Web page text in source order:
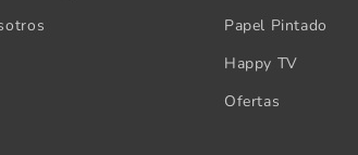
Papel Pintado
Happy TV
Ofertas